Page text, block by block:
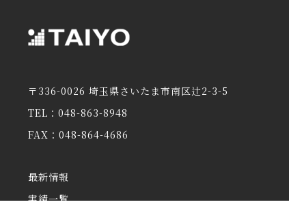
〒336-0026 埼玉県さいたま市南区辻2-3-5
TEL：048-863-8948
FAX：048-864-4686
最新情報
実績一覧